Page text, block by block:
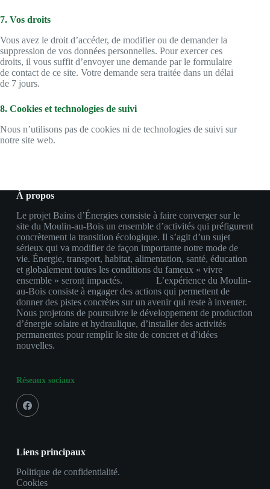
7. Vos droits
Vous avez le droit d’accéder, de modifier ou de demander la
suppression de vos données personnelles. Pour exercer ces
droits, il vous suffit d’envoyer une demande par le formulaire
de contact de ce site. Votre demande sera traitée dans un délai
de 7 jours.
8. Cookies et technologies de suivi
Nous n’utilisons pas de cookies ni de technologies de suivi sur
notre site web.
À propos
Le projet Bains d’Énergies consiste à faire converger sur le
site du Moulin-au-Bois un ensemble d’activités qui préfigurent
concrètement la transition écologique. Il s’agit d’un sujet
sérieux qui va modifier de façon importante notre mode de
vie. Énergie, transport, habitat, alimentation, santé, éducation
et globalement toutes les conditions du fameux « vivre
ensemble » seront impactés. L’expérience du Moulin-
au-Bois consiste à engager des actions qui permettent de
donner des pistes concrètes sur un avenir qui reste à inventer.
Nous projetons de poursuivre le développement de production
d’énergie solaire et hydraulique, d’installer des activités
permanentes pour remplir le site de concret et d’idées
nouvelles.
Réseaux sociaux
Liens principaux
Politique de confidentialité.
Cookies